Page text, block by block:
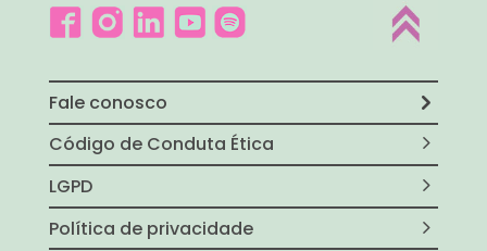
Fale conosco
Código de Conduta Ética
LGPD
Política de privacidade